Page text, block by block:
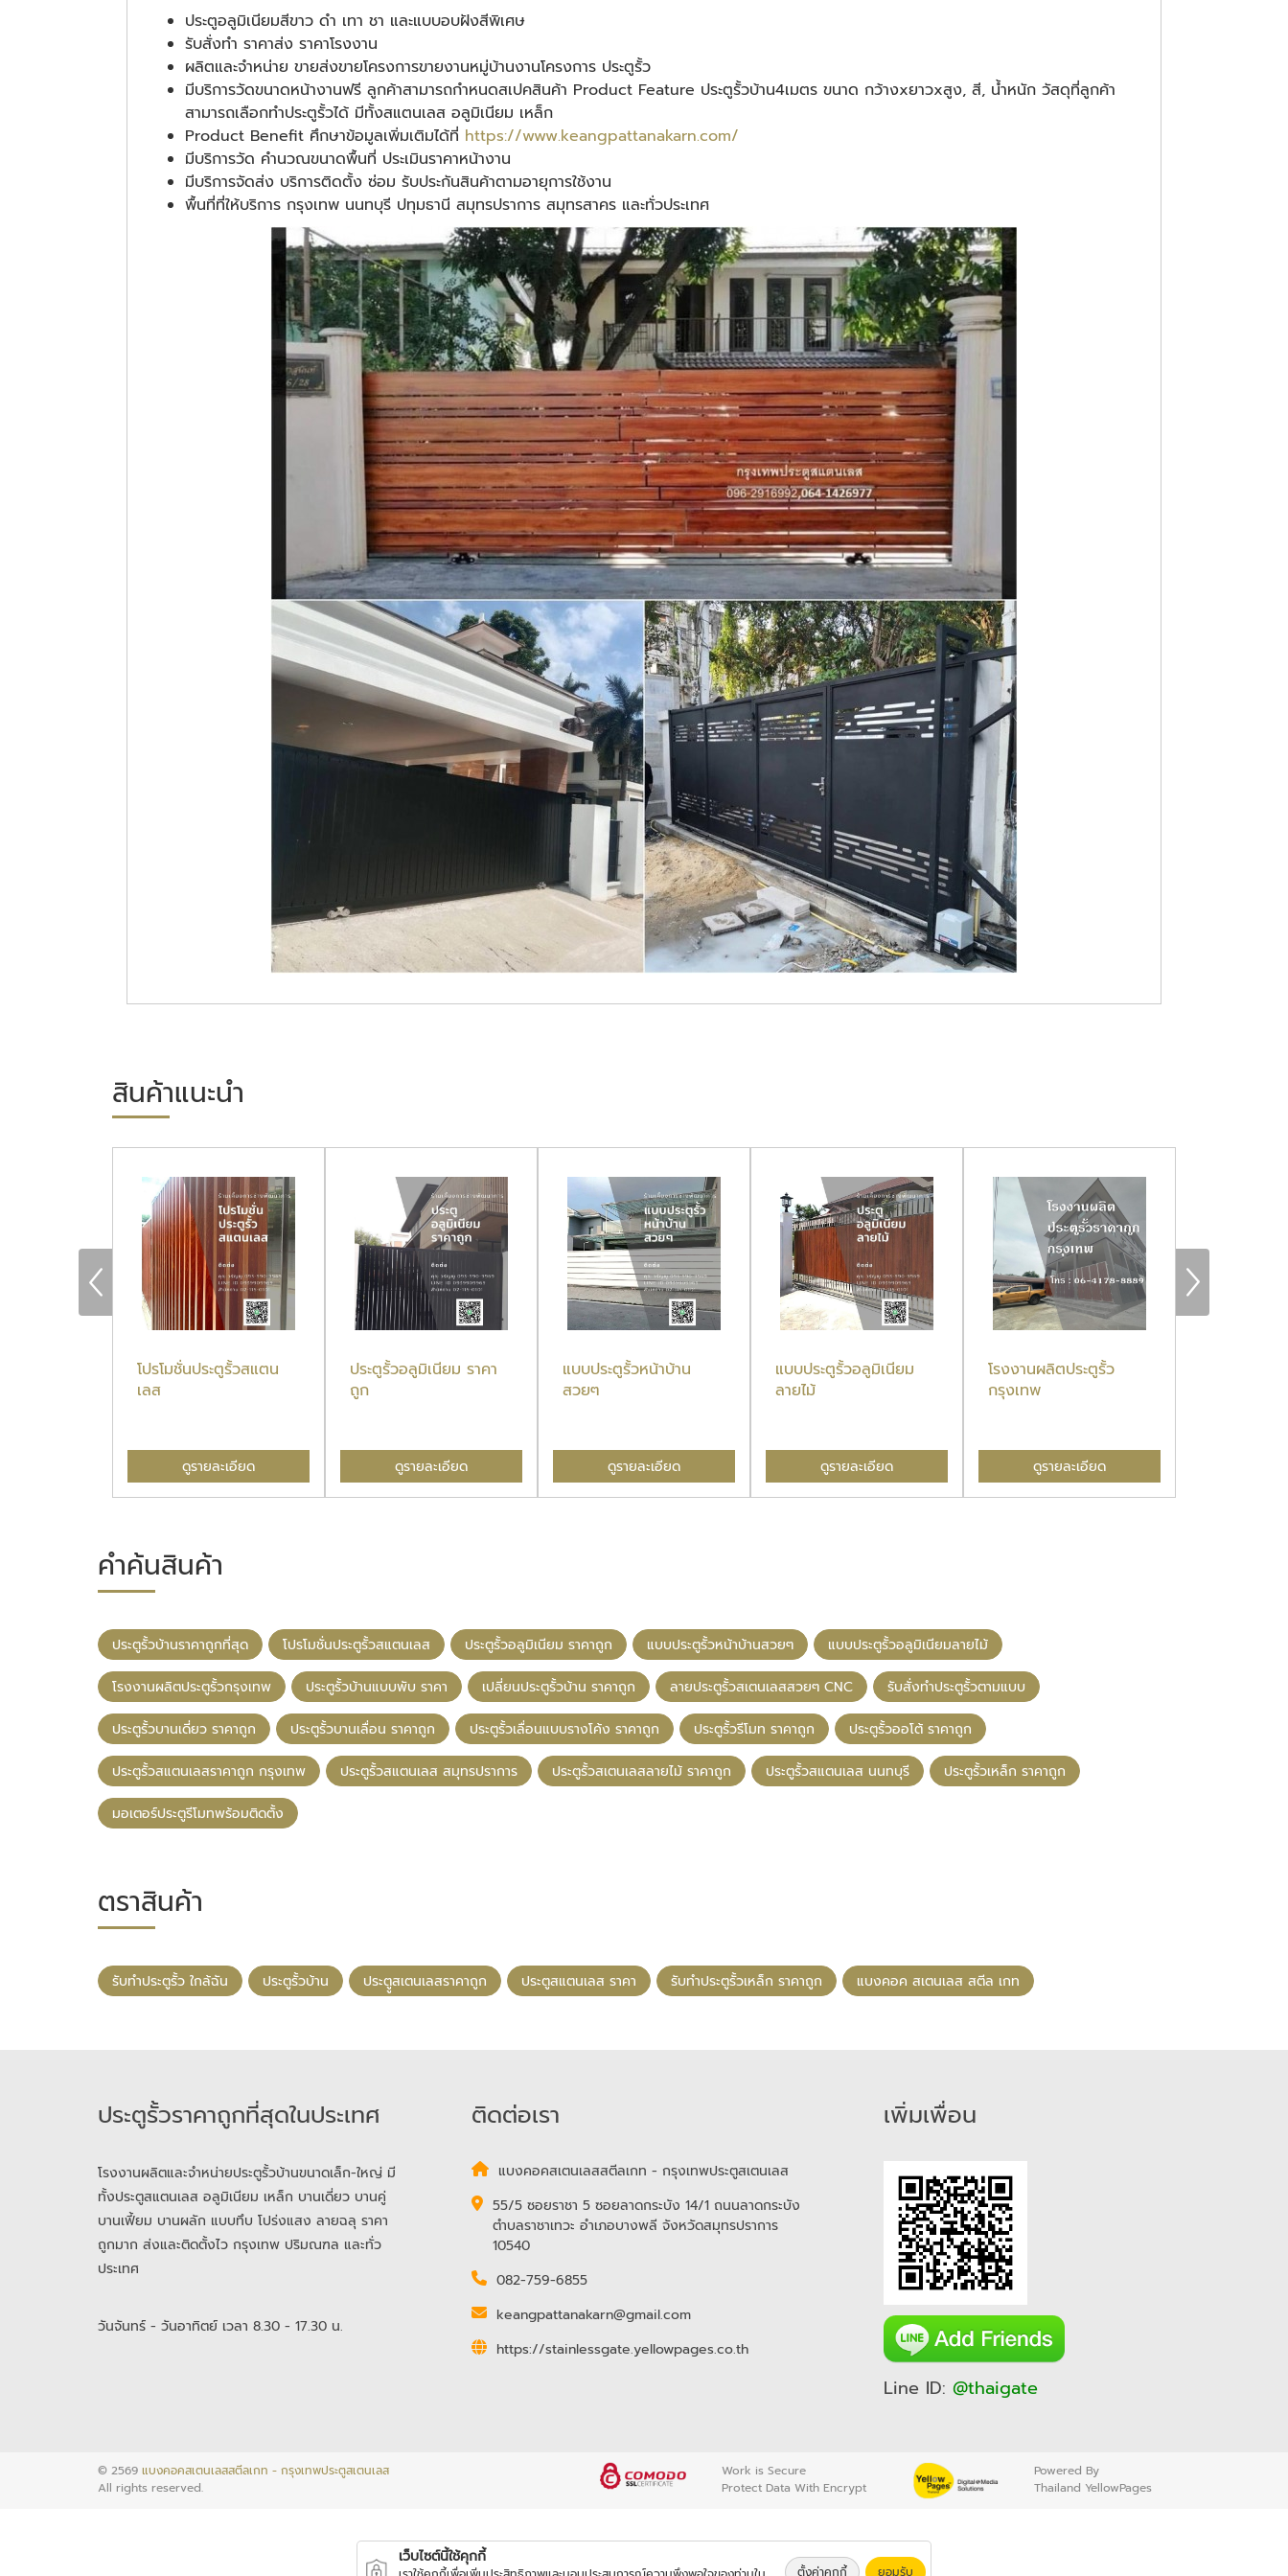
ประตูอลูมิเนียมสีขาว ดำ เทา ชา และแบบอบฝังสีพิเศษ
รับสั่งทำ ราคาส่ง ราคาโรงงาน
ผลิตและจำหน่าย ขายส่งขายโครงการขายงานหมู่บ้านงานโครงการ ประตูรั้ว
มีบริการวัดขนาดหน้างานฟรี ลูกค้าสามารถกำหนดสเปคสินค้า Product Feature ประตูรั้วบ้าน4เมตร ขนาด กว้างxยาวxสูง, สี, น้ำหนัก วัสดุที่ลูกค้า
สามารถเลือกทำประตูรั้วได้ มีทั้งสแตนเลส อลูมิเนียม เหล็ก
Product Benefit ศึกษาข้อมูลเพิ่มเติมได้ที่ https://www.keangpattanakarn.com/
มีบริการวัด คำนวณขนาดพื้นที่ ประเมินราคาหน้างาน
มีบริการจัดส่ง บริการติดตั้ง ซ่อม รับประกันสินค้าตามอายุการใช้งาน
พื้นที่ที่ให้บริการ กรุงเทพ นนทบุรี ปทุมธานี สมุทรปราการ สมุทรสาคร และทั่วประเทศ
สินค้าแนะนำ
โปรโมชั่นประตูรั้วสแตน
เลส
ดูรายละเอียด
ประตูรั้วอลูมิเนียม ราคา
ถูก
ดูรายละเอียด
แบบประตูรั้วหน้าบ้าน
สวยๆ
ดูรายละเอียด
แบบประตูรั้วอลูมิเนียม
ลายไม้
ดูรายละเอียด
โรงงานผลิตประตูรั้ว
กรุงเทพ
ดูรายละเอียด
คำค้นสินค้า
ประตูรั้วบ้านราคาถูกที่สุด โปรโมชั่นประตูรั้วสแตนเลส ประตูรั้วอลูมิเนียม ราคาถูก แบบประตูรั้วหน้าบ้านสวยๆ แบบประตูรั้วอลูมิเนียมลายไม้
โรงงานผลิตประตูรั้วกรุงเทพ ประตูรั้วบ้านแบบพับ ราคา เปลี่ยนประตูรั้วบ้าน ราคาถูก ลายประตูรั้วสเตนเลสสวยๆ CNC รับสั่งทำประตูรั้วตามแบบ
ประตูรั้วบานเดี่ยว ราคาถูก ประตูรั้วบานเลื่อน ราคาถูก ประตูรั้วเลื่อนแบบรางโค้ง ราคาถูก ประตูรั้วรีโมท ราคาถูก ประตูรั้วออโต้ ราคาถูก
ประตูรั้วสแตนเลสราคาถูก กรุงเทพ ประตูรั้วสแตนเลส สมุทรปราการ ประตูรั้วสเตนเลสลายไม้ ราคาถูก ประตูรั้วสแตนเลส นนทบุรี ประตูรั้วเหล็ก ราคาถูก
มอเตอร์ประตูรีโมทพร้อมติดตั้ง
ตราสินค้า
รับทําประตูรั้ว ใกล้ฉัน ประตูรั้วบ้าน ประตููสเตนเลสราคาถูก ประตูสแตนเลส ราคา รับทําประตูรั้วเหล็ก ราคาถูก แบงคอค สเตนเลส สตีล เกท
ประตูรั้วราคาถูกที่สุดในประเทศ
โรงงานผลิตและจำหน่ายประตูรั้วบ้านขนาดเล็ก-ใหญ่ มี
ทั้งประตูสแตนเลส อลูมิเนียม เหล็ก บานเดี่ยว บานคู่
บานเฟี้ยม บานผลัก แบบทึบ โปร่งแสง ลายฉลุ ราคา
ถูกมาก ส่งและติดตั้งไว กรุงเทพ ปริมณฑล และทั่ว
ประเทศ
วันจันทร์ - วันอาทิตย์ เวลา 8.30 - 17.30 น.
ติดต่อเรา
แบงคอคสเตนเลสสตีลเกท - กรุงเทพประตูสเตนเลส
55/5 ซอยราชา 5 ซอยลาดกระบัง 14/1 ถนนลาดกระบัง
ตำบลราชาเทวะ อำเภอบางพลี จังหวัดสมุทรปราการ
10540
082-759-6855
keangpattanakarn@gmail.com
https://stainlessgate.yellowpages.co.th
เพิ่มเพื่อน
Line ID: @thaigate
© 2569 แบงคอคสเตนเลสสตีลเกท - กรุงเทพประตูสเตนเลส
All rights reserved.
Work is Secure
Protect Data With Encrypt
Powered By
Thailand YellowPages
เว็บไซต์นี้ใช้คุกกี้
ตั้งค่าคุกกี้ ยอมรับ